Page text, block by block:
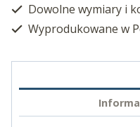
Dowolne wymiary i
Wyprodukowane w